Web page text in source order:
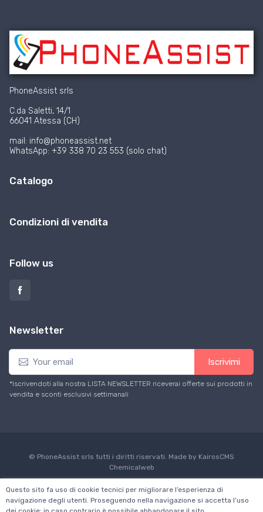
PhoneAssist srls
C.da Saletti, 14/1
66041 Atessa (CH)
mail: info@phoneassist.net
WhatsApp: +39 338 70 23 553 (solo chat)
Catalogo
Condizioni di vendita
Follow us
Newsletter
Iscrivimi
*Iscrivendoti alla nostra LISTA NEWSLETTER riceverai offerte sui prodotti in
vendita e sconti esclusivi settimanali
© PhoneAssist srls tutti i diritti riservati. Made by KairosCMS
Chemicalweb
Questo sito fa uso di cookie tecnici per migliorare l’esperienza di
navigazione degli utenti. Proseguendo nella navigazione si accetta l’uso